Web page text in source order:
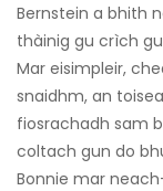
Bernstein a bhith
thàinig gu crìch
Mar eisimpleir,
snaidhm, an
fiosrachadh sam
coltach gun do
Bonnie mar